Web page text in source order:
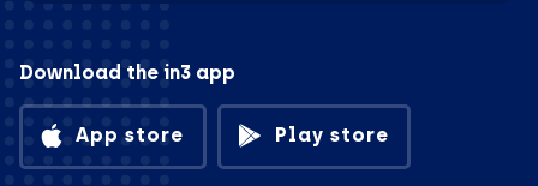
Download the in3 app
App store Play store